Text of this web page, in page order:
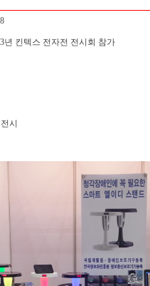
년 킨텍스 전자전 전시회 참가
시